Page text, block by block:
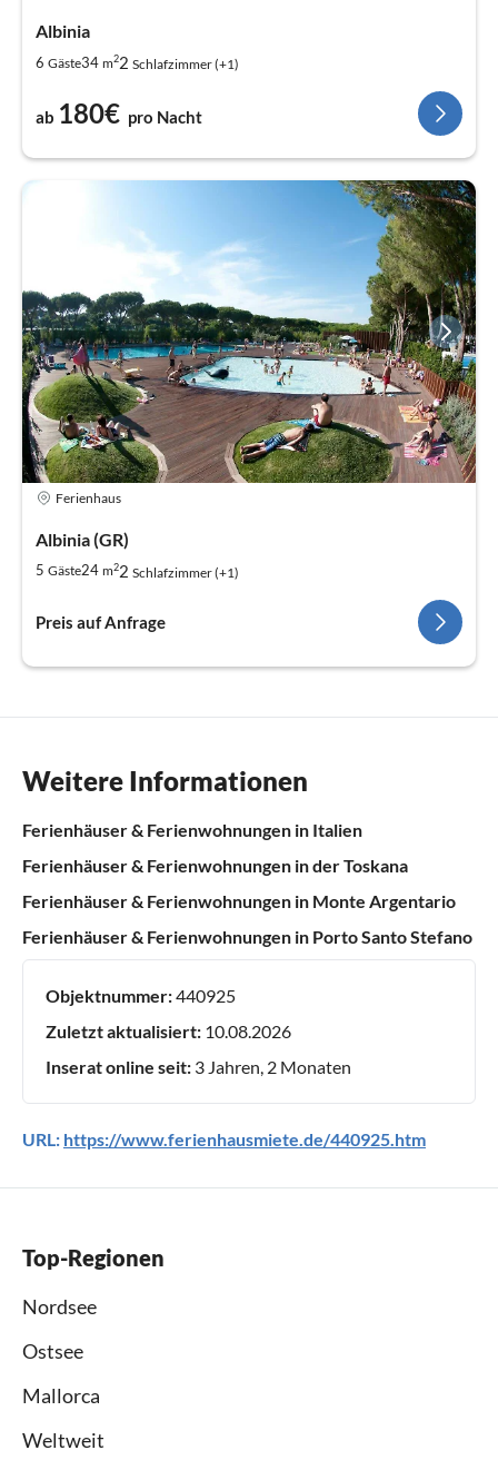
Albinia
6 Gäste34 m22 Schlafzimmer (+1)
ab 180€ pro Nacht
Ferienhaus
Albinia (GR)
5 Gäste24 m22 Schlafzimmer (+1)
Preis auf Anfrage
Weitere Informationen
Ferienhäuser & Ferienwohnungen in Italien
Ferienhäuser & Ferienwohnungen in der Toskana
Ferienhäuser & Ferienwohnungen in Monte Argentario
Ferienhäuser & Ferienwohnungen in Porto Santo Stefano
Objektnummer:440925
Zuletzt aktualisiert: 10.08.2026
Inserat online seit: 3 Jahren, 2 Monaten
URL: https://www.ferienhausmiete.de/440925.htm
Top-Regionen
Nordsee
Ostsee
Mallorca
Weltweit